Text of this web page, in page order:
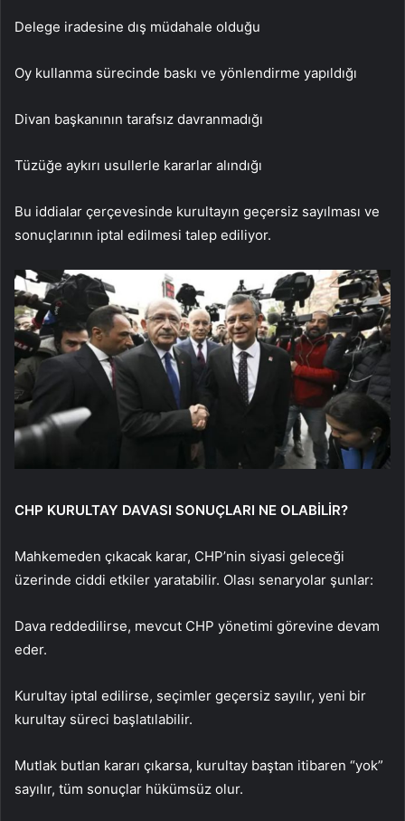
Delege iradesine dış müdahale olduğu
Oy kullanma sürecinde baskı ve yönlendirme yapıldığı
Divan başkanının tarafsız davranmadığı
Tüzüğe aykırı usullerle kararlar alındığı
Bu iddialar çerçevesinde kurultayın geçersiz sayılması ve
sonuçlarının iptal edilmesi talep ediliyor.
CHP KURULTAY DAVASI SONUÇLARI NE OLABİLİR?
Mahkemeden çıkacak karar, CHP’nin siyasi geleceği
üzerinde ciddi etkiler yaratabilir. Olası senaryolar şunlar:
Dava reddedilirse, mevcut CHP yönetimi görevine devam
eder.
Kurultay iptal edilirse, seçimler geçersiz sayılır, yeni bir
kurultay süreci başlatılabilir.
Mutlak butlan kararı çıkarsa, kurultay baştan itibaren “yok”
sayılır, tüm sonuçlar hükümsüz olur.